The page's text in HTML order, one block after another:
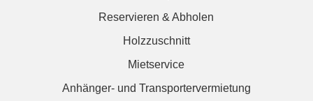
Reservieren & Abholen
Holzzuschnitt
Mietservice
Anhänger- und Transportervermietung